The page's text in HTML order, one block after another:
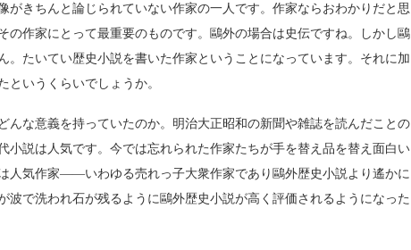
がきちんと論じられていない作家の一人です。作家ならおわかりだと思
の作家にとって最重要のものです。鷗外の場合は史伝ですね。しかし鷗
たいてい歴史小説を書いた作家ということになっています。それに加
いうくらいでしょうか。
な意義を持っていたのか。明治大正昭和の新聞や雑誌を読んだことの
説は人気です。今では忘れられた作家たちが手を替え品を替え面白い
人気作家――いわゆる売れっ子大衆作家であり鷗外歴史小説より遙かに
波で洗われ石が残るように鷗外歴史小説が高く評価されるようになった